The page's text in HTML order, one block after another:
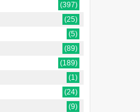
(397)
(25)
(5)
(89)
(189)
(1)
(24)
(9)